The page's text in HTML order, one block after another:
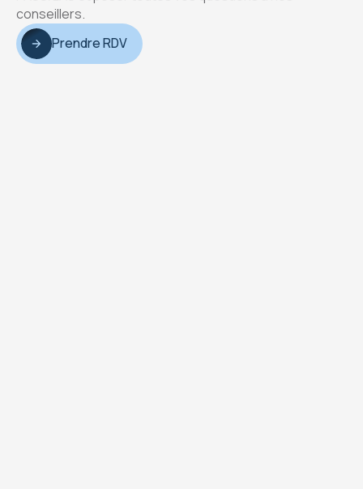
conseillers.
Prendre RDV